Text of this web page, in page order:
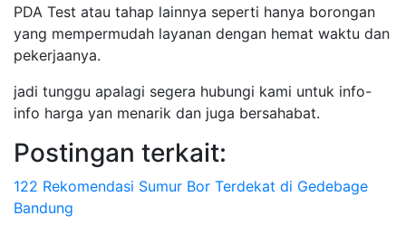
PDA Test atau tahap lainnya seperti hanya borongan
yang mempermudah layanan dengan hemat waktu dan
pekerjaanya.
jadi tunggu apalagi segera hubungi kami untuk info-
info harga yan menarik dan juga bersahabat.
Postingan terkait:
122 Rekomendasi Sumur Bor Terdekat di Gedebage
Bandung